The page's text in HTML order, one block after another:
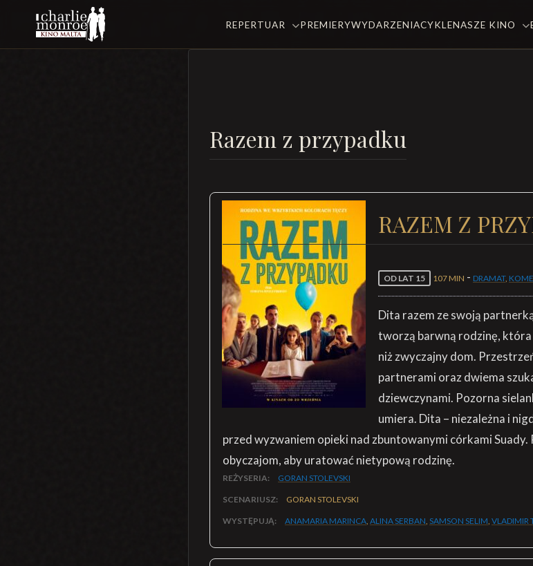
REPERTUAR PREMIERYWYDARZENIACYKLENASZE KINO
Razem z przypadku
RAZEM Z
OD LAT 15 107 MIN - DRAMAT,
Dita razem ze swoją
tworzą barwną rodzinę,
niż zwyczajny dom.
partnerami oraz dwiema
dziewczynami. Pozorna
umiera. Dita – niezależna i
przed wyzwaniem opieki nad zbuntowanymi córkami Suady.
obyczajom, aby uratować nietypową rodzinę.
REŻYSERIA: GORAN STOLEVSKI
SCENARIUSZ: GORAN STOLEVSKI
WYSTĘPUJĄ: ANAMARIA MARINCA, ALINA SERBAN, SAMSON SELIM, VLADIMIR